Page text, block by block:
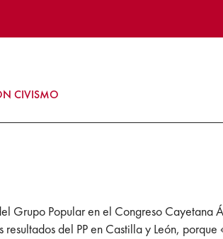
CIVISMO
Grupo Popular en el Congreso Cayetana
resultados del PP en Castilla y León,